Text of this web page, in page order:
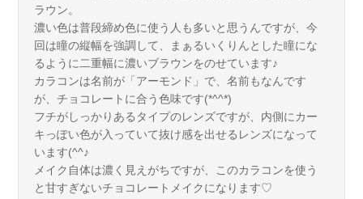
ラウン。
濃い色は普段締め色に使う人も多いと思うんですが、今
回は瞳の縦幅を強調して、まぁるいくりんとした瞳にな
るように二重幅に濃いブラウンをのせています♪
カラコンは名前が「アーモンド」で、名前もなんです
が、チョコレートに合う色味です(*^^*)
フチがしっかりあるタイプのレンズですが、内側にカー
キっぽい色が入っていて抜け感を出せるレンズになって
います(^^♪
メイク自体は濃く見えがちですが、このカラコンを使う
と甘すぎないチョコレートメイクになります♡